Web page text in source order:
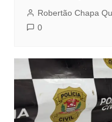
Robertão Chapa
0